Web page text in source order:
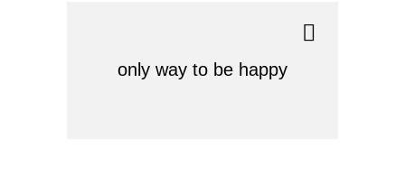
only way to be happy